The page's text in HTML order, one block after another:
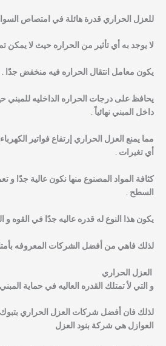
للعزل الحراري قدرة هائلة في امتصاص
لا يوجد به أي تأثير من الحراره حيث لا يمكن
يكون معامل انتقال الحراره فيه منخفض جدًا .
يحافظ على درجات الحراره الداخليه للمبني
داخل المبني نهائياً .
مما يمنع العزل الحراري إرتفاع فواتير
أي تغيرات .
كثافة المواد المصنوع منها نكون عالية
السطح .
يكون هذا النوع له قدره عاليه جدًا في القوه و
لذلك فاهي من أفضل الشركات المعروفه
العزل الحراري
و التي لأ تمتلك القدره العاليه في حماية
لذلك فان أفضل شركات العزل الحراري بتبوك
العوازل هي شركة بنود العزل